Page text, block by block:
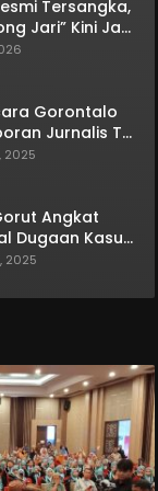
Tersangka,
Jari” Kini Jadi
Gorontalo
Jurnalis TV
2025
Angkat
Dugaan Kasus
ASN
2025